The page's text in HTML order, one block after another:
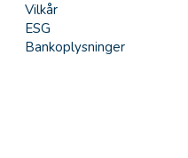
Vilkår
ESG
Bankoplysninger